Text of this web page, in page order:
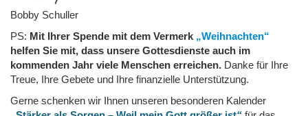
Bobby Schuller
PS: Mit Ihrer Spende mit dem Vermerk „Weihnachten“
helfen Sie mit, dass unsere Gottesdienste auch im
kommenden Jahr viele Menschen erreichen. Danke für Ihre
Treue, Ihre Gebete und Ihre finanzielle Unterstützung.
Gerne schenken wir Ihnen unseren besonderen Kalender